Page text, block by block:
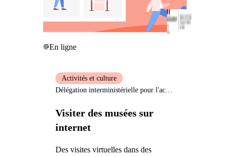
En ligne
Visiter des musées sur
internet
Des visites virtuelles dans des
Activités et culture
Délégation interministérielle pour l'accueil et l'intégration des réfugiés